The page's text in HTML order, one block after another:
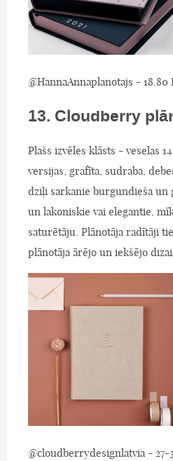
@HannaAnnaplanotajs - 18.80
13. Cloudberry
Plašs izvēles klāsts - veselas
versijas, grafīta, sudraba,
dziļi sarkanie burgundieša un
un lakoniskie vai elegantie,
saturētāju. Plānotāja radītāji
plānotāja ārējo un iekšējo
@cloudberrydesignlatvia - 27-